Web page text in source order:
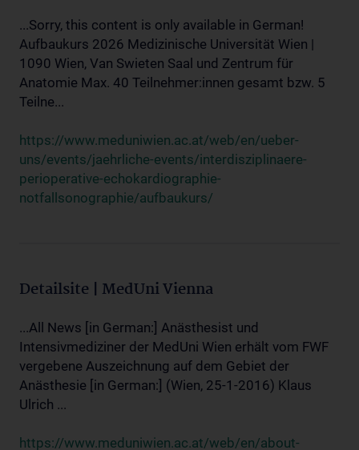
...Sorry, this content is only available in German!
Aufbaukurs 2026 Medizinische Universität Wien |
1090 Wien, Van Swieten Saal und Zentrum für
Anatomie Max. 40 Teilnehmer:innen gesamt bzw. 5
Teilne...
https://www.meduniwien.ac.at/web/en/ueber-
uns/events/jaehrliche-events/interdisziplinaere-
perioperative-echokardiographie-
notfallsonographie/aufbaukurs/
Detailsite | MedUni Vienna
...All News [in German:] Anästhesist und
Intensivmediziner der MedUni Wien erhält vom FWF
vergebene Auszeichnung auf dem Gebiet der
Anästhesie [in German:] (Wien, 25-1-2016) Klaus
Ulrich ...
https://www.meduniwien.ac.at/web/en/about-